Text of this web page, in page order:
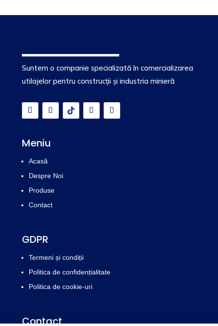
Suntem o companie specializată în comercializarea
utilajelor pentru construcții și industria minieră
Meniu
Acasă
Despre Noi
Produse
Contact
GDPR
Termeni și condiții
Politica de confidențialitate
Politica de cookie-uri
Contact